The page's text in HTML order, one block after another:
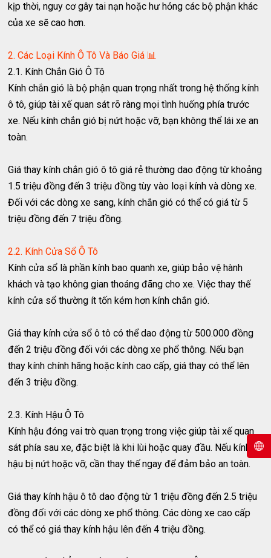
kịp thời, nguy cơ gây tai nạn hoặc hư hỏng các bộ phận khác
của xe sẽ cao hơn.
2. Các Loại Kính Ô Tô Và Báo Giá 📊
2.1. Kính Chắn Gió Ô Tô
Kính chắn gió là bộ phận quan trọng nhất trong hệ thống kính
ô tô, giúp tài xế quan sát rõ ràng mọi tình huống phía trước
xe. Nếu kính chắn gió bị nứt hoặc vỡ, bạn không thể lái xe an
toàn.
Giá thay kính chắn gió ô tô giá rẻ thường dao động từ khoảng
1.5 triệu đồng đến 3 triệu đồng tùy vào loại kính và dòng xe.
Đối với các dòng xe sang, kính chắn gió có thể có giá từ 5
triệu đồng đến 7 triệu đồng.
2.2. Kính Cửa Sổ Ô Tô
Kính cửa sổ là phần kính bao quanh xe, giúp bảo vệ hành
khách và tạo không gian thoáng đãng cho xe. Việc thay thế
kính cửa sổ thường ít tốn kém hơn kính chắn gió.
Giá thay kính cửa sổ ô tô có thể dao động từ 500.000 đồng
đến 2 triệu đồng đối với các dòng xe phổ thông. Nếu bạn
thay kính chính hãng hoặc kính cao cấp, giá thay có thể lên
đến 3 triệu đồng.
2.3. Kính Hậu Ô Tô
Kính hậu đóng vai trò quan trọng trong việc giúp tài xế quan
sát phía sau xe, đặc biệt là khi lùi hoặc quay đầu. Nếu kính
hậu bị nứt hoặc vỡ, cần thay thế ngay để đảm bảo an toàn.
Giá thay kính hậu ô tô dao động từ 1 triệu đồng đến 2.5 triệu
đồng đối với các dòng xe phổ thông. Các dòng xe cao cấp
có thể có giá thay kính hậu lên đến 4 triệu đồng.